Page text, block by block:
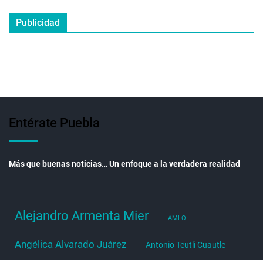
Publicidad
Entérate Puebla
Más que buenas noticias… Un enfoque a la verdadera realidad
Alejandro Armenta Mier AMLO
Angélica Alvarado Juárez Antonio Teutli Cuautle